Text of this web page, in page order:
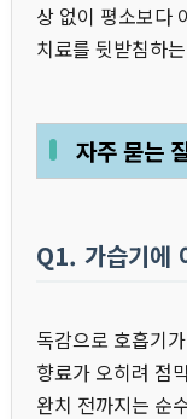
상 없이 평소보다
치료를 뒷받침하
자주 묻는
Q1. 가습기에
독감으로 호흡기
향료가 오히려 점
완치 전까지는 순